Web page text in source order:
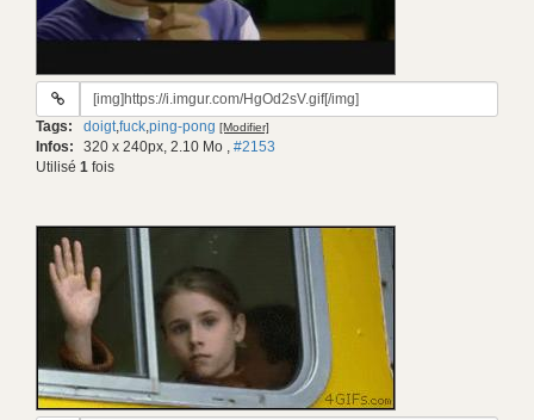
URL
gif:
Tags: doigt,fuck,ping-pong [Modifier]
Infos: 320 x 240px, 2.10 Mo , #2153
Utilisé 1 fois